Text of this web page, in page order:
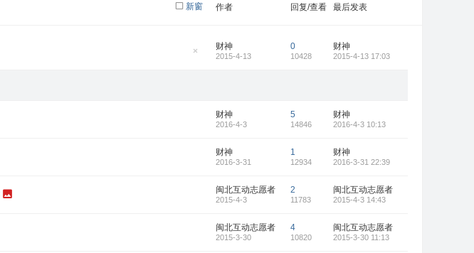
新窗 作者 回复/查看 最后发表
财神
2015-4-13
0
10428
财神
2015-4-13 17:03
财神
2016-4-3
5
14846
财神
2016-4-3 10:13
财神
2016-3-31
1
12934
财神
2016-3-31 22:39
闽北互动志愿者
2015-4-3
2
11783
闽北互动志愿者
2015-4-3 14:43
闽北互动志愿者
2015-3-30
4
10820
闽北互动志愿者
2015-3-30 11:13